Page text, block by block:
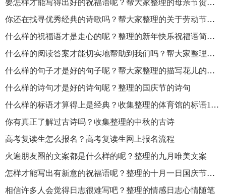
要怎样才能写得出好的祝福语呢？帮大家整理的母亲节贺卡祝福语
你还在找寻优秀经典的诗歌吗？帮大家整理的关于劳动节的诗歌
什么样的祝福语才是走心的呢？整理的新年快乐祝福语简短大全
什么样的阅读答案才能切实地帮助到我们吗？帮大家整理的《除夜作》的阅读答案
什么样的句子才是好的句子呢？帮大家整理的描写花儿的句子
什么样的诗句才是好的诗句呢？整理的国庆节的诗句
什么样的标语才算得上是经典？收集整理的体育馆的标语115则
你有真正了解过古诗吗？收集整理的中秋的古诗
高考复读生怎么报名？高考复读生网上报名流程
火遍朋友圈的文案都是什么样的呢？整理的九月唯美文案
怎样才能写出有新意的祝福语呢？整理的十月一日国庆节祝福语
相信许多人会觉得日志很难写吧？整理的情感日志心情随笔